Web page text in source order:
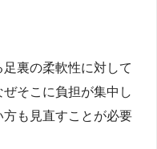
裏の柔軟性に対して
そこに負担が集中し
も見直すことが必要